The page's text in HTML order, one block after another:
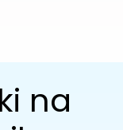
na